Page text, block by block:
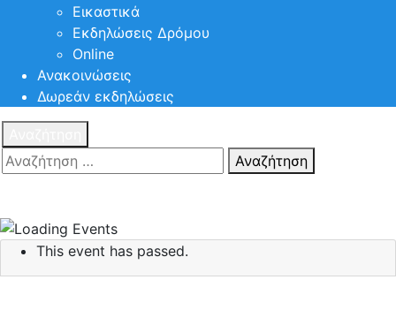
Εικαστικά
Εκδηλώσεις Δρόμου
Online
Ανακοινώσεις
Δωρεάν εκδηλώσεις
Αναζήτηση
This event has passed.